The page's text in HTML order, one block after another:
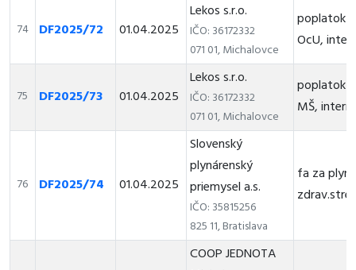
74 DF2025/72 01.04.2025
Lekos s.r.o.
IČO: 36172332
071 01, Michalovce
poplatok
OcU,
75 DF2025/73 01.04.2025
Lekos s.r.o.
IČO: 36172332
071 01, Michalovce
poplatok
MŠ,
76 DF2025/74 01.04.2025
Slovenský
plynárenský
priemysel a.s.
IČO: 35815256
825 11, Bratislava
fa za plyn
COOP JEDNOTA